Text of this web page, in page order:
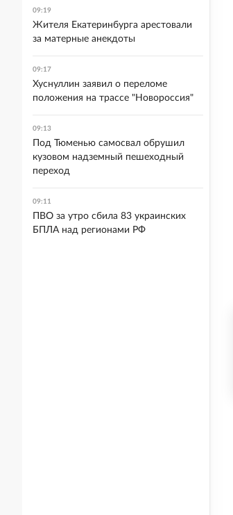
09:19
Жителя Екатеринбурга арестовали
за матерные анекдоты
09:17
Хуснуллин заявил о переломе
положения на трассе "Новороссия"
09:13
Под Тюменью самосвал обрушил
кузовом надземный пешеходный
переход
09:11
ПВО за утро сбила 83 украинских
БПЛА над регионами РФ